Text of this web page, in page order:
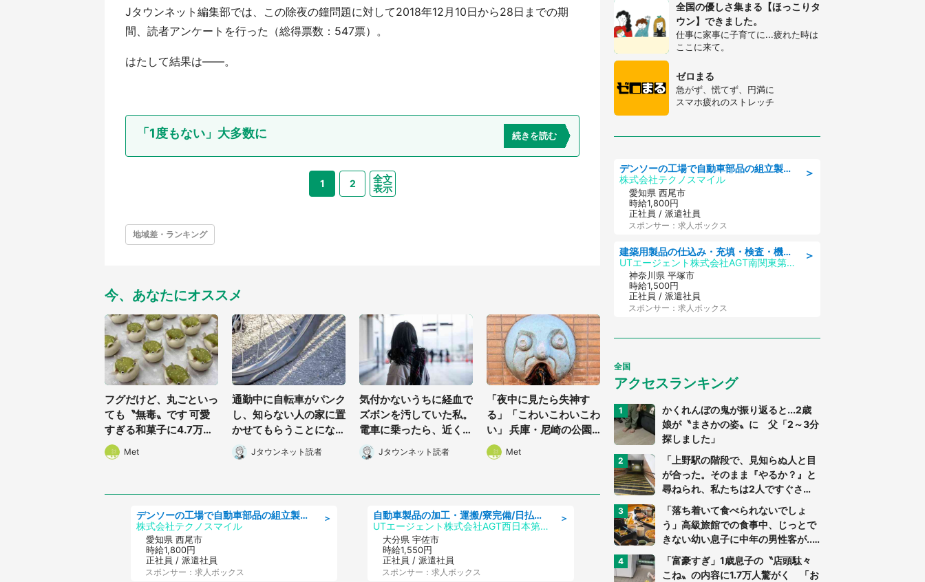
Jタウンネット編集部では、この除夜の鐘問題に対して2018年12月10日から28日までの期
間、読者アンケートを行った（総得票数：547票）。
はたして結果は――。
「1度もない」大多数に 続きを読む
1 2
全文
表示
地域差・ランキング
今、あなたにオススメ
フグだけど、丸ごといっ
ても〝無毒〟です 可愛
すぎる和菓子に4.7万人
夢中「ふぐぅ~」「職人
の技ですね」
Met
通勤中に自転車がパンク
し、知らない人の家に置
かせてもらうことになっ
た私。帰りに取りに行く
と、なんと...(東京都・4
Jタウンネット読者
気付かないうちに経血で
ズボンを汚していた私。
電車に乗ったら、近くの
女性客が小さな声で(千
葉県・10代女性)
Jタウンネット読者
「夜中に見たら失神す
る」「こわいこわいこわ
い」 兵庫・尼崎の公園
に佇む〝謎すぎる顔〟に
1.3万人戦慄
Met
＞
デンソーの工場で自動車部品の組立製造/denso aichi
株式会社テクノスマイル
愛知県 西尾市
時給1,800円
正社員 / 派遣社員
スポンサー：求人ボックス
＞
自動車製品の加工・運搬/寮完備/日払い/工場・製造
UTエージェント株式会社AGT西日本第二CU
大分県 宇佐市
時給1,550円
正社員 / 派遣社員
スポンサー：求人ボックス
全国の優しさ集まる【ほっこりタ
ウン】できました。
仕事に家事に子育てに...疲れた時は
ここに来て。
ゼロまる
急がず、慌てず、円満に
スマホ疲れのストレッチ
＞
デンソーの工場で自動車部品の組立製造/denso aichi
株式会社テクノスマイル
愛知県 西尾市
時給1,800円
正社員 / 派遣社員
スポンサー：求人ボックス
＞
建築用製品の仕込み・充填・検査・機械操作/寮完備/日払い/工場・製造
UTエージェント株式会社AGT南関東第二CU
神奈川県 平塚市
時給1,500円
正社員 / 派遣社員
スポンサー：求人ボックス
全国
アクセスランキング
かくれんぼの鬼が振り返ると...2歳
娘が〝まさかの姿〟に 父「2～3分
探しました」
「上野駅の階段で、見知らぬ人と目
が合った。そのまま『やるか？』と
尋ねられ、私たちは2人ですぐさ
ま...」（茨城県・70代男性）
「落ち着いて食べられないでしょ
う」高級旅館での食事中、じっとで
きない幼い息子に中年の男性客が...
（東京都・40代男性）
「富豪すぎ」1歳息子の〝店頭駄々
こね〟の内容に1.7万人驚がく 「お